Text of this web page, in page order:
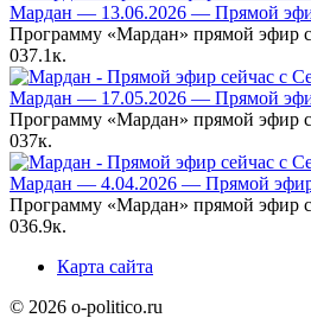
Мардан — 13.06.2026 — Прямой
Программу «Мардан» прямой эфир
037.1к.
Мардан — 17.05.2026 — Прямой
Программу «Мардан» прямой эфир
037к.
Мардан — 4.04.2026 — Прямой
Программу «Мардан» прямой эфир
036.9к.
Карта сайта
© 2026 o-politico.ru